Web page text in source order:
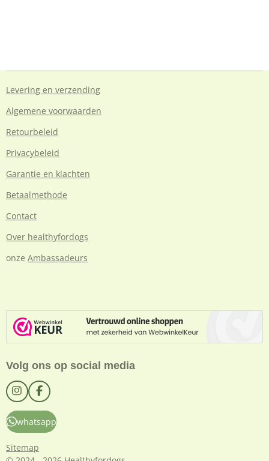
Levering en verzending
Algemene voorwaarden
Retourbeleid
Privacybeleid
Garantie en klachten
Betaalmethode
Contact
Over healthyfordogs
onze Ambassadeurs
Volg ons op social media
I
n
s
t
a
r
F
a
c
e
b
o
whatsapp
Sitemap